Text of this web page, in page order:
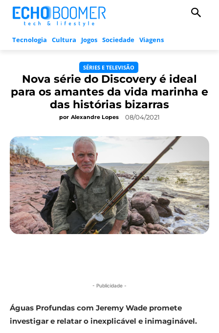
Tecnologia Cultura Jogos Sociedade Viagens
SÉRIES E TELEVISÃO
Nova série do Discovery é ideal
para os amantes da vida marinha e
das histórias bizarras
por Alexandre Lopes 08/04/2021
- Publicidade -
Águas Profundas com Jeremy Wade promete
investigar e relatar o inexplicável e inimaginável.